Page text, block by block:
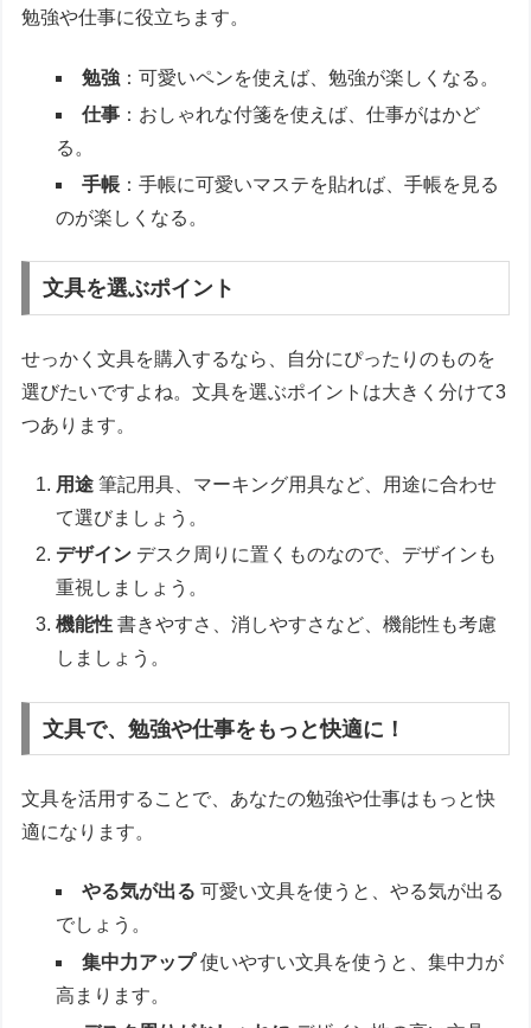
勉強や仕事に役立ちます。
勉強 ：可愛いペンを使えば、勉強が楽しくなる。
仕事 ：おしゃれな付箋を使えば、仕事がはかど
る。
手帳 ：手帳に可愛いマステを貼れば、手帳を見る
のが楽しくなる。
文具を選ぶポイント
せっかく文具を購入するなら、自分にぴったりのものを
選びたいですよね。文具を選ぶポイントは大きく分けて3
つあります。
用途 筆記用具、マーキング用具など、用途に合わせ
て選びましょう。
デザイン デスク周りに置くものなので、デザインも
重視しましょう。
機能性 書きやすさ、消しやすさなど、機能性も考慮
しましょう。
文具で、勉強や仕事をもっと快適に！
文具を活用することで、あなたの勉強や仕事はもっと快
適になります。
やる気が出る 可愛い文具を使うと、やる気が出る
でしょう。
集中力アップ使いやすい文具を使うと、集中力が
高まります。